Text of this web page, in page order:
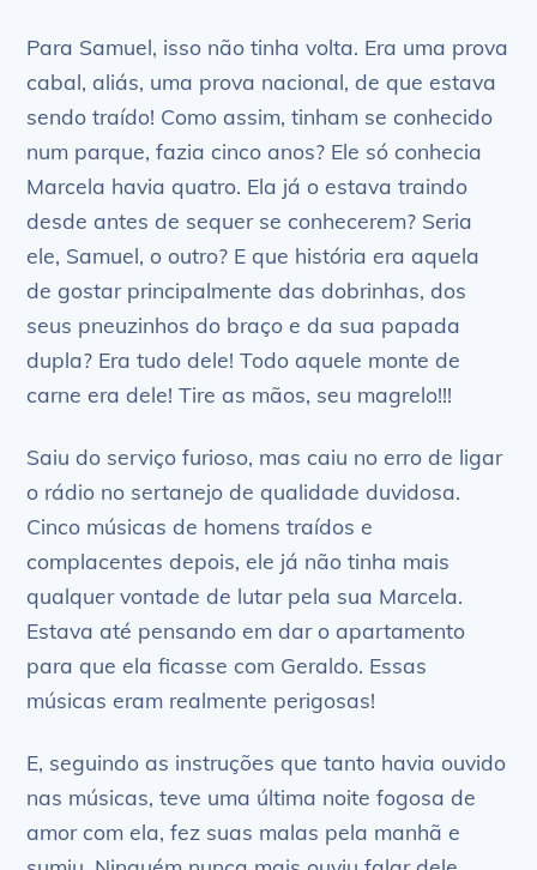
Para Samuel, isso não tinha volta. Era uma prova
cabal, aliás, uma prova nacional, de que estava
sendo traído! Como assim, tinham se conhecido
num parque, fazia cinco anos? Ele só conhecia
Marcela havia quatro. Ela já o estava traindo
desde antes de sequer se conhecerem? Seria
ele, Samuel, o outro? E que história era aquela
de gostar principalmente das dobrinhas, dos
seus pneuzinhos do braço e da sua papada
dupla? Era tudo dele! Todo aquele monte de
carne era dele! Tire as mãos, seu magrelo!!!
Saiu do serviço furioso, mas caiu no erro de ligar
o rádio no sertanejo de qualidade duvidosa.
Cinco músicas de homens traídos e
complacentes depois, ele já não tinha mais
qualquer vontade de lutar pela sua Marcela.
Estava até pensando em dar o apartamento
para que ela ficasse com Geraldo. Essas
músicas eram realmente perigosas!
E, seguindo as instruções que tanto havia ouvido
nas músicas, teve uma última noite fogosa de
amor com ela, fez suas malas pela manhã e